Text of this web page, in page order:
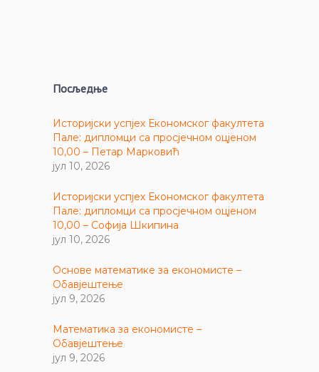
Посљедње
Историјски успјех Економског факултета
Пале: дипломци са просјечном оцјеном
10,00 – Петар Марковић
јул 10, 2026
Историјски успјех Економског факултета
Пале: дипломци са просјечном оцјеном
10,00 – Софија Шкипина
јул 10, 2026
Основе математике за економисте –
Обавјештење
јул 9, 2026
Математика за економисте –
Обавјештење
јул 9, 2026